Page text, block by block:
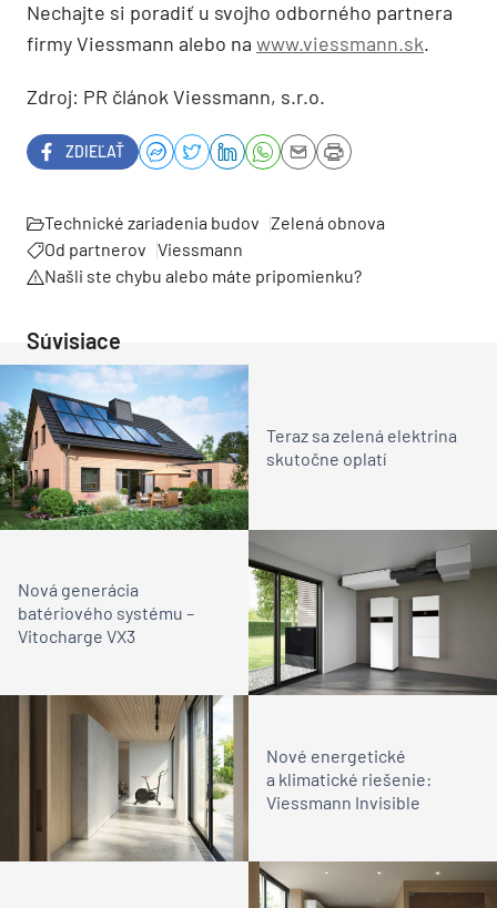
Nechajte si poradiť u svojho odborného partnera
firmy Viessmann alebo na www.viessmann.sk.
Zdroj: PR článok Viessmann, s.r.o.
ZDIEĽAŤ
Technické zariadenia budov Zelená obnova
Od partnerov Viessmann
Našli ste chybu alebo máte pripomienku?
Súvisiace
Teraz sa zelená elektrina
skutočne oplatí
Nová generácia
batériového systému –
Vitocharge VX3
Nové energetické
a klimatické riešenie:
Viessmann Invisible